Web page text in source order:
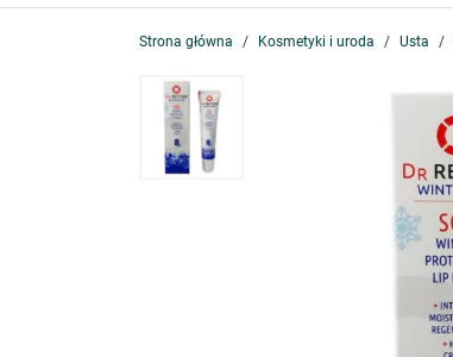
Strona główna Kosmetyki i uroda Usta